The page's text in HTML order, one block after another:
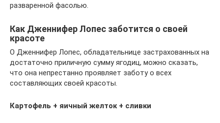
разваренной фасолью.
Как Дженнифер Лопес заботится о своей
красоте
О Дженнифер Лопес, обладательнице застрахованных на
достаточно приличную сумму ягодиц, можно сказать,
что она непрестанно проявляет заботу о всех
составляющих своей красоты.
Картофель + яичный желток + сливки